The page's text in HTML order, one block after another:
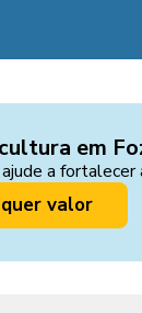
em
a fortalecer
valor